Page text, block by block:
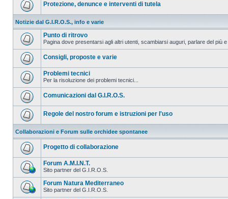
Protezione, denunce e interventi di tutela
Notizie dal G.I.R.O.S., info e varie
Punto di ritrovo
Pagina dove presentarsi agli altri utenti, scambiarsi auguri, parlare del più
Consigli, proposte e varie
Problemi tecnici
Per la risoluzione dei problemi tecnici...
Comunicazioni dal G.I.R.O.S.
Regole del nostro forum e istruzioni per l'uso
Collaborazioni e Forum sulle orchidee spontanee
Progetto di collaborazione
Forum A.M.I.N.T.
Sito partner del G.I.R.O.S.
Forum Natura Mediterraneo
Sito partner del G.I.R.O.S.